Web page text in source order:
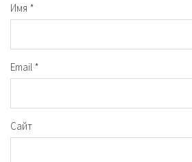
Имя *
Email *
Сайт